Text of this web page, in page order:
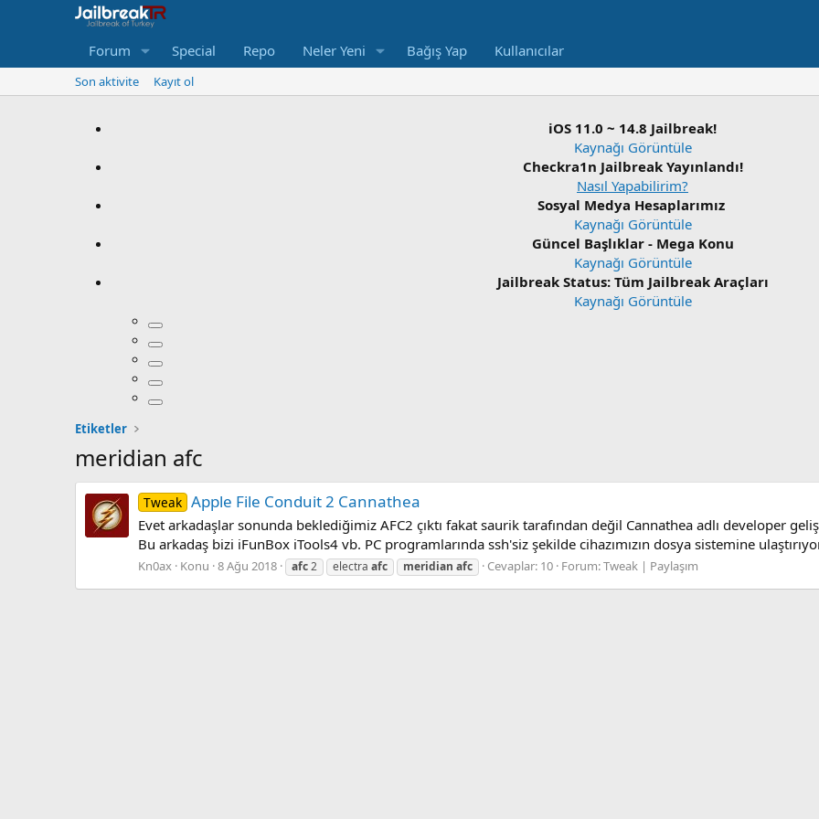
Forum Special Repo Neler Yeni Bağış Yap Kullanıcılar
Son aktivite Kayıt ol
iOS 11.0 ~ 14.8 Jailbreak!
Kaynağı Görüntüle
Checkra1n Jailbreak Yayınlandı!
Nasıl Yapabilirim?
Sosyal Medya Hesaplarımız
Kaynağı Görüntüle
Güncel Başlıklar - Mega Konu
Kaynağı Görüntüle
Jailbreak Status: Tüm Jailbreak Araçları
Kaynağı Görüntüle
Etiketler
meridian afc
Tweak Apple File Conduit 2 Cannathea
Evet arkadaşlar sonunda beklediğimiz AFC2 çıktı fakat saurik tarafından değil Cannathea adlı developer
Bu arkadaş bizi iFunBox iTools4 vb. PC programlarında ssh'siz şekilde cihazımızın dosya sistemine
Kn0ax Konu 8 Ağu 2018 afc2 electra afc meridian afc Cevaplar: 10 Forum:Tweak | Paylaşım